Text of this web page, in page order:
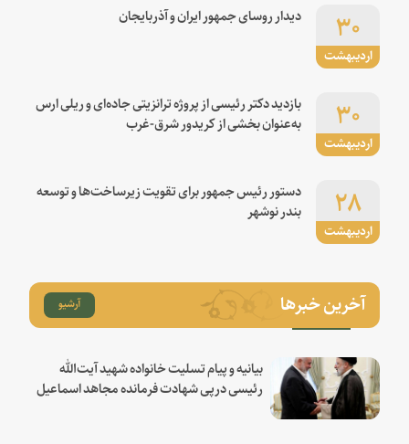
اردیبهشت
۳۰ دیدار روسای جمهور ایران و آذربایجان
اردیبهشت
۳۰
بازدید دکتر رئیسی از پروژه ترانزیتی جاده‌ای و ریلی ارس
به‌عنوان بخشی از کریدور شرق-غرب
اردیبهشت
۲۸
دستور رئیس جمهور برای تقویت زیرساخت‌ها و توسعه
بندر نوشهر
آخرین خبرها آرشیو
بیانیه و پیام تسلیت خانواده شهید آیت‌الله
رئیسی درپی شهادت فرمانده مجاهد اسماعیل